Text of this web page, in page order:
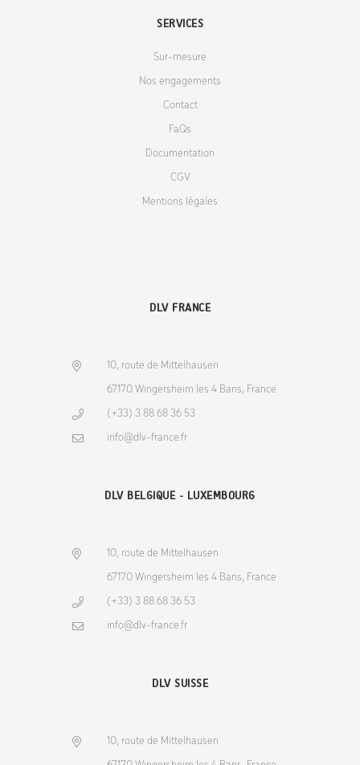
SERVICES
Sur-mesure
Nos engagements
Contact
FaQs
Documentation
CGV
Mentions légales
DLV FRANCE
10, route de Mittelhausen
67170 Wingersheim les 4 Bans, France
(+33) 3 88 68 36 53
info@dlv-france.fr
DLV BELGIQUE - LUXEMBOURG
10, route de Mittelhausen
67170 Wingersheim les 4 Bans, France
(+33) 3 88 68 36 53
info@dlv-france.fr
DLV SUISSE
10, route de Mittelhausen